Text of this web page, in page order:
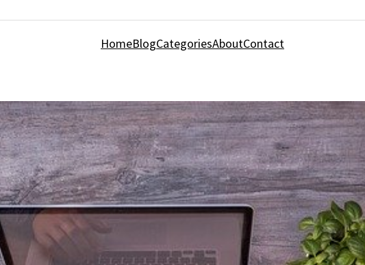
HomeBlogCategoriesAboutContact